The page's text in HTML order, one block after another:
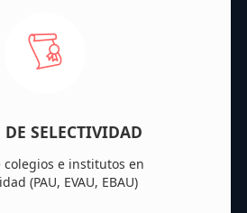
DE SELECTIVIDAD
colegios e institutos en
(PAU, EVAU, EBAU)